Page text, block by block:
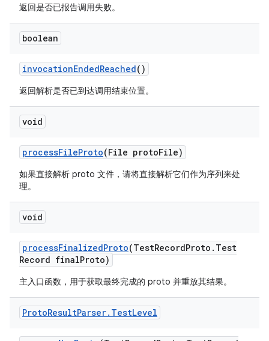
返回是否已报告调用失败。
boolean
invocationEndedReached()
返回解析是否已到达调用结束位置。
void
processFileProto(File protoFile)
如果直接解析 proto 文件，请将直接解析它们作为序列来处
理。
void
processFinalizedProto(TestRecordProto . Test
Record finalProto)
主入口函数，用于获取最终完成的 proto 并重放其结果。
ProtoResultParser. TestLevel